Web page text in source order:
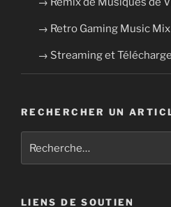
→ Retro Gaming Music
→ Streaming et
RECHERCHER UN
pour
LIENS DE SOUTIEN